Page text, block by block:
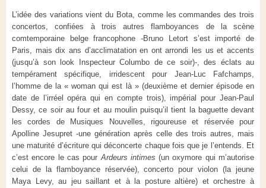
L’idée des variations vient du Bota, comme les commandes des trois
concertos, confiées à trois autres flamboyances de la scène
comtemporaine belge francophone -Bruno Letort s’est importé de
Paris, mais dix ans d’acclimatation en ont arrondi les us et accents
(jusqu’à son look Inspecteur Columbo de ce soir)-, des éclats au
tempérament spécifique, irridescent pour Jean-Luc Fafchamps,
l’homme de la « woman qui est là » (deuxième et dernier épisode en
date de l’irréel opéra qui en compte trois), impérial pour Jean-Paul
Dessy, ce soir au four et au moulin puisqu’il tient la baguette devant
les cordes de Musiques Nouvelles, rigoureuse et réservée pour
Apolline Jesupret -une génération après celle des trois autres, mais
une maturité d’écriture qui déconcerte chaque fois que je l’entends. Et
c’est encore le cas pourArdeurs intimes (un oxymore qui m’autorise
celui de la flamboyance réservée), concerto pour violon (la jeune
Maya Levy, au jeu saillant et à la posture altière) et orchestre à